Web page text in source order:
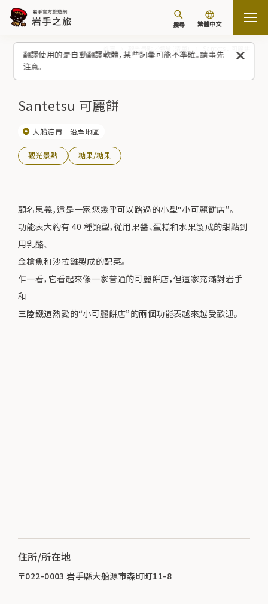
翻譯使用的是自動翻譯軟體，某些詞彙可能不準確。請事先
注意。
搜尋 繁體中文
首頁
Santetsu 可麗餅
大船渡市 沿岸地區
觀光景點 糖果/糖果
顧名思義，這是一家您幾乎可以路過的小型“小可麗餅店”。
功能表大約有 40 種類型，從用果醬、蛋糕和水果製成的甜點到
用乳酪、
金槍魚和沙拉雞製成的配菜。
乍一看，它看起來像一家普通的可麗餅店，但這家充滿對岩手
和
三陸鐵道熱愛的“小可麗餅店”的兩個功能表越來越受歡迎。
住所/所在地
〒022-0003 岩手縣大船源市森町町11-8